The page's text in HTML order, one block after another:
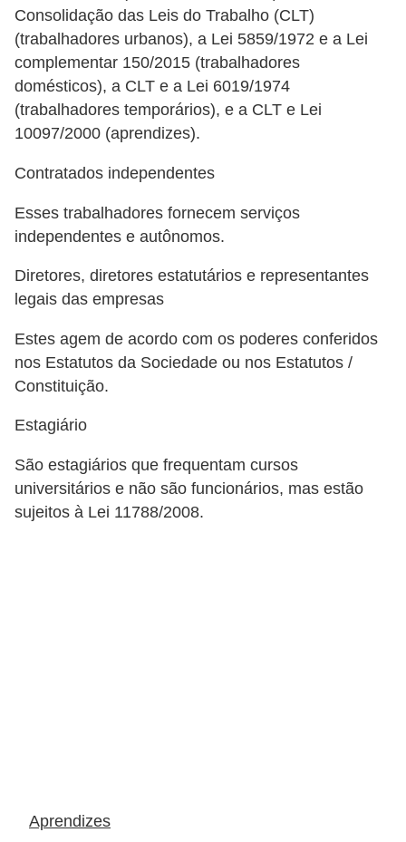
Consolidação das Leis do Trabalho (CLT)
(trabalhadores urbanos), a Lei 5859/1972 e a Lei
complementar 150/2015 (trabalhadores
domésticos), a CLT e a Lei 6019/1974
(trabalhadores temporários), e a CLT e Lei
10097/2000 (aprendizes).
Contratados independentes
Esses trabalhadores fornecem serviços
independentes e autônomos.
Diretores, diretores estatutários e representantes
legais das empresas
Estes agem de acordo com os poderes conferidos
nos Estatutos da Sociedade ou nos Estatutos /
Constituição.
Estagiário
São estagiários que frequentam cursos
universitários e não são funcionários, mas estão
sujeitos à Lei 11788/2008.
Aprendizes
o
t
r
a
b
h
i
s
t
e
M
E
M
o
t
a